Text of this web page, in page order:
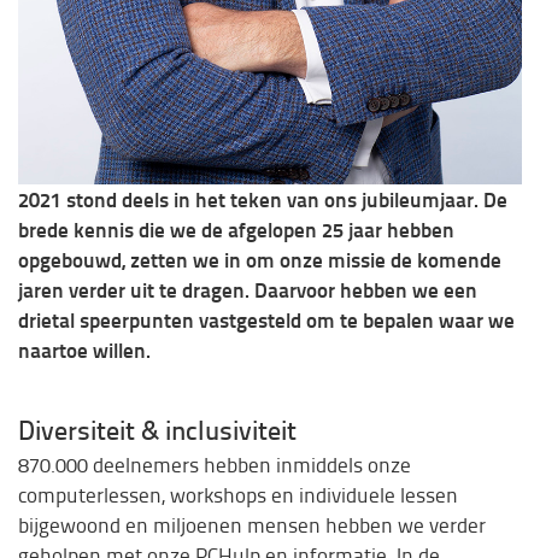
2021 stond deels in het teken van ons jubileumjaar. De
brede kennis die we de afgelopen 25 jaar hebben
opgebouwd, zetten we in om onze missie de komende
jaren verder uit te dragen. Daarvoor hebben we een
drietal speerpunten vastgesteld om te bepalen waar we
naartoe willen.
Diversiteit & inclusiviteit
870.000 deelnemers hebben inmiddels onze
computerlessen, workshops en individuele lessen
bijgewoond en miljoenen mensen hebben we verder